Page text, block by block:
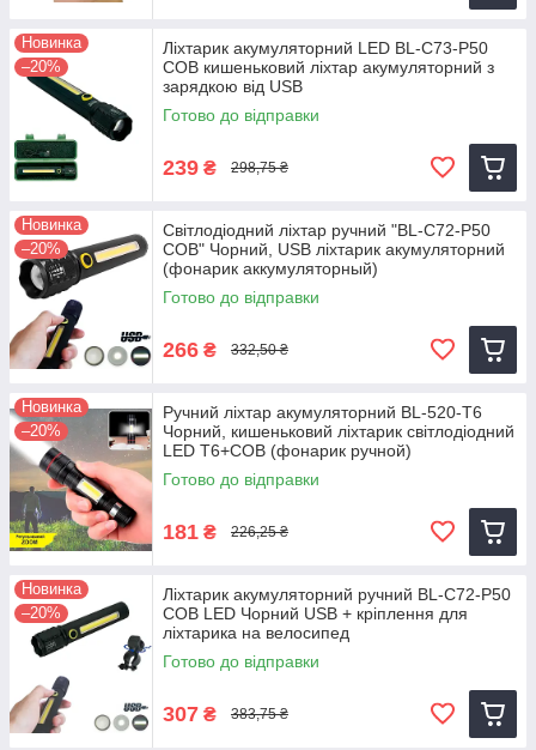
Новинка
–20%
Ліхтарик акумуляторний LED BL-C73-P50
COB кишеньковий ліхтар акумуляторний з
зарядкою від USB
Готово до відправки
239 ₴ 298,75 ₴
Новинка
–20%
Світлодіодний ліхтар ручний "BL-C72-P50
COB" Чорний, USB ліхтарик акумуляторний
(фонарик аккумуляторный)
Готово до відправки
266 ₴ 332,50 ₴
Новинка
–20%
Ручний ліхтар акумуляторний BL-520-T6
Чорний, кишеньковий ліхтарик світлодіодний
LED T6+COB (фонарик ручной)
Готово до відправки
181 ₴ 226,25 ₴
Новинка
–20%
Ліхтарик акумуляторний ручний BL-C72-P50
COB LED Чорний USB + кріплення для
ліхтарика на велосипед
Готово до відправки
307 ₴ 383,75 ₴